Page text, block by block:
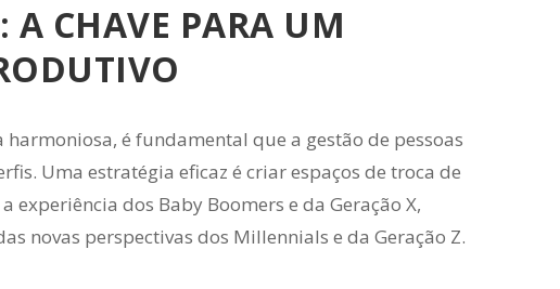
A CHAVE PARA UM
é fundamental que a gestão de pessoas
Uma estratégia eficaz é criar espaços de troca de
experiência dos Baby Boomers e da Geração X,
novas perspectivas dos Millennials e da Geração Z.